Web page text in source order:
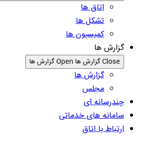
اتاق ها
تشکل ها
کمیسیون ها
گزارش ها
Close گزارش ها Open گزارش ها
گزارش ها
مجلس
چندرسانه ای
سامانه های خدماتی
ارتباط با اتاق